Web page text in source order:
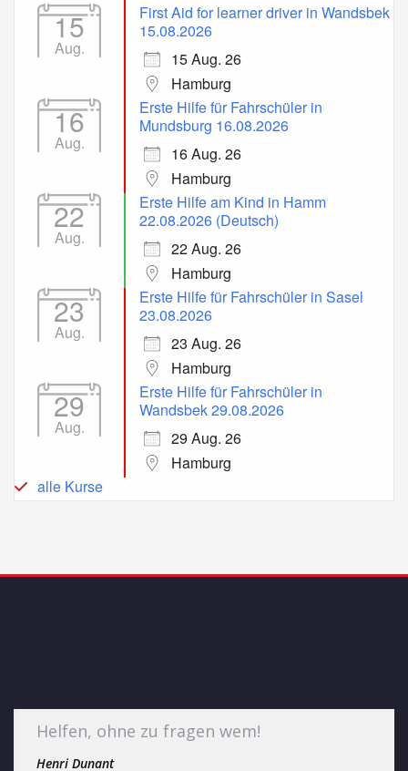
15
Aug.
First Aid for learner driver in Wandsbek
15.08.2026
15 Aug. 26
Hamburg
16
Aug.
Erste Hilfe für Fahrschüler in
Mundsburg 16.08.2026
16 Aug. 26
Hamburg
22
Aug.
Erste Hilfe am Kind in Hamm
22.08.2026 (Deutsch)
22 Aug. 26
Hamburg
23
Aug.
Erste Hilfe für Fahrschüler in Sasel
23.08.2026
23 Aug. 26
Hamburg
29
Aug.
Erste Hilfe für Fahrschüler in
Wandsbek 29.08.2026
29 Aug. 26
Hamburg
alle Kurse
Helfen, ohne zu fragen wem!
Henri Dunant